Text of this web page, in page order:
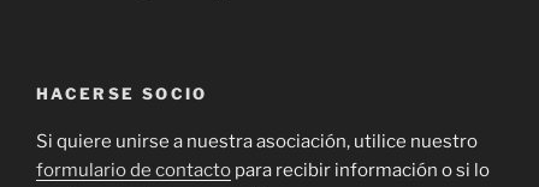
HACERSE SOCIO
Si quiere unirse a nuestra asociación, utilice nuestro
formulario de contacto para recibir información o si lo